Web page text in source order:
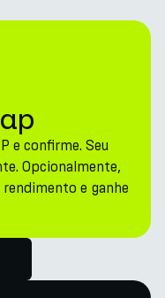
e confirme. Seu
Opcionalmente,
e ganhe